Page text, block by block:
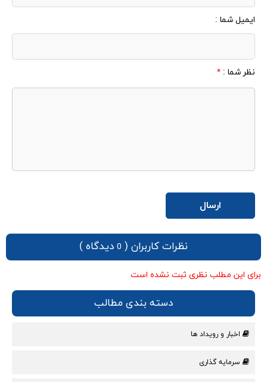
ایمیل شما :
نظر شما : *
نظرات کاربران ( 0 دیدگاه )
برای این مطلب نظری ثبت نشده است
دسته بندی مطالب
اخبار و رویداد ها
سرمایه گذاری